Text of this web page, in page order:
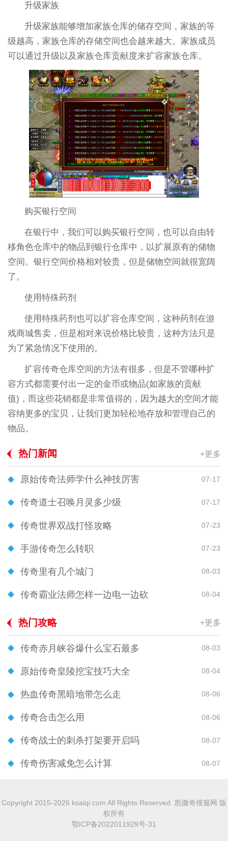
升级家族
升级家族能够增加家族仓库的储存空间，家族的等
级越高，家族仓库的存储空间也会越来越大。家族成员
可以通过升级以及家族仓库贡献度来扩容家族仓库。
购买银行空间
在银行中，我们可以购买银行空间，也可以自由转
移角色仓库中的物品到银行仓库中，以扩展原有的储物
空间。银行空间价格相对较贵，但是储物空间就很宽阔
了。
使用特殊药剂
使用特殊药剂也可以扩容仓库空间，这种药剂在游
戏商城售卖，但是相对来说价格比较贵，这种方法只是
为了紧急情况下使用的。
扩容传奇仓库空间的方法有很多，但是不管哪种扩
容方式都需要付出一定的金币或物品(如家族的贡献
值)，而这些花销都是非常值得的，因为越大的空间才能
容纳更多的宝贝，让我们更加轻松地存放和管理自己的
物品。
热门新闻 +更多
原始传奇法师学什么神技厉害 07-17
传奇道士召唤月灵多少级 07-17
传奇世界双战打怪攻略 07-23
手游传奇怎么转职 07-23
传奇里有几个城门 08-03
传奇霸业法师怎样一边电一边砍 08-04
热门攻略 +更多
传奇赤月峡谷爆什么宝石最多 08-03
原始传奇皇陵挖宝技巧大全 08-04
热血传奇黑暗地带怎么走 08-06
传奇合击怎么用 08-06
传奇战士的刺杀打架要开启吗 08-07
传奇伤害减免怎么计算 08-07
Copyright 2015-2026 ksaiqi.com All Rights Reserved. 凯撒奇搜服网 版
权所有
鄂ICP备2022011929号-31